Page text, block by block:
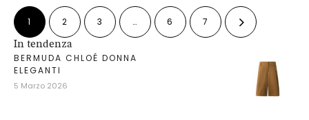
1 2 3 … 6 7
In tendenza
BERMUDA CHLOÉ DONNA
ELEGANTI
5 Marzo 2026